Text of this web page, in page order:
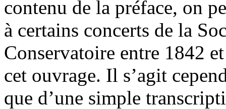
contenu de la préface, on
à certains concerts de la
Conservatoire entre 1842
cet ouvrage. Il s’agit
que d’une simple